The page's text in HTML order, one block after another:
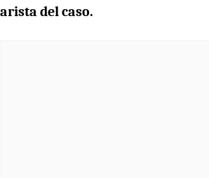
arista del caso.